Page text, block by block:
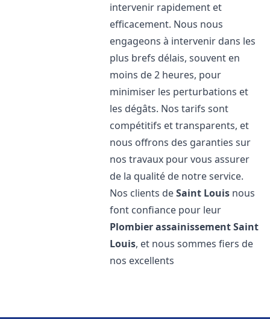
intervenir rapidement et
efficacement. Nous nous
engageons à intervenir dans les
plus brefs délais, souvent en
moins de 2 heures, pour
minimiser les perturbations et
les dégâts. Nos tarifs sont
compétitifs et transparents, et
nous offrons des garanties sur
nos travaux pour vous assurer
de la qualité de notre service.
Nos clients deSaint Louis nous
font confiance pour leur
Plombier assainissementSaint
Louis, et nous sommes fiers de
nos excellents